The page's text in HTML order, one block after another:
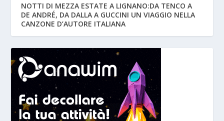
NOTTI DI MEZZA ESTATE A LIGNANO:DA TENCO A
DE ANDRÉ, DA DALLA A GUCCINI UN VIAGGIO NELLA
CANZONE D’AUTORE ITALIANA